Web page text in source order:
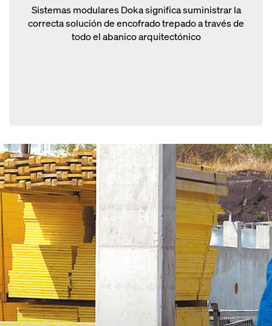
Sistemas modulares Doka significa suministrar la
correcta solución de encofrado trepado a través de
todo el abanico arquitectónico